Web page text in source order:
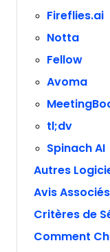
Fireflies.ai
Notta
Fellow
Avoma
tl;dv
Spinach AI
Autres
Avis Associés
Critères de
Comment